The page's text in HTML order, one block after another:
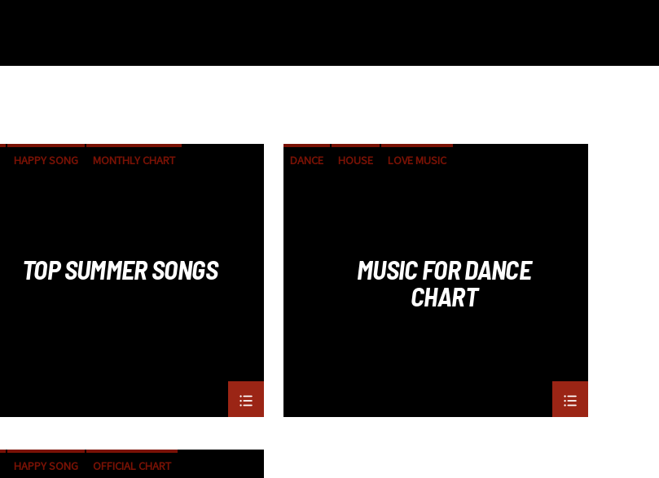
HAPPY SONG
MONTHLY CHART
TOP SUMMER SONGS
DANCE HOUSE
LOVE MUSIC
MUSIC FOR DANCE
CHART
HAPPY SONG
OFFICIAL CHART